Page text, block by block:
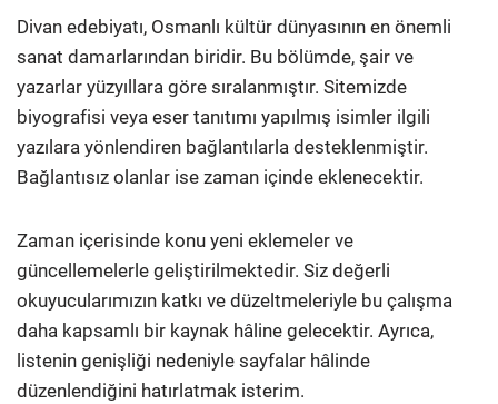
Divan edebiyatı, Osmanlı kültür dünyasının en önemli
sanat damarlarından biridir. Bu bölümde, şair ve
yazarlar yüzyıllara göre sıralanmıştır. Sitemizde
biyografisi veya eser tanıtımı yapılmış isimler ilgili
yazılara yönlendiren bağlantılarla desteklenmiştir.
Bağlantısız olanlar ise zaman içinde eklenecektir.
Zaman içerisinde konu yeni eklemeler ve
güncellemelerle geliştirilmektedir. Siz değerli
okuyucularımızın katkı ve düzeltmeleriyle bu çalışma
daha kapsamlı bir kaynak hâline gelecektir. Ayrıca,
listenin genişliği nedeniyle sayfalar hâlinde
düzenlendiğini hatırlatmak isterim.